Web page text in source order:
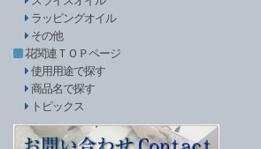
ラッピングオイル
その他
花関連ＴＯＰページ
使用用途で探す
商品名で探す
トピックス